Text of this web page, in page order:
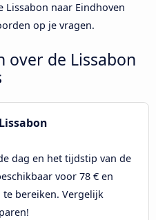
naar Eindhoven
op je vragen.
over de Lissabon
dag en het tijdstip van de
voor 78 € en
bereiken. Vergelijk